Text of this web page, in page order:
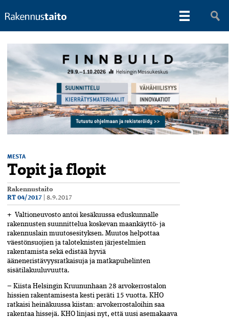
MESTA
Topit ja flopit
Rakennustaito
RT 04/2017
8.9.2017
+ Valtioneuvosto antoi kesäkuussa eduskunnalle
rakennusten suunnittelua koskevan maankäyttö- ja
rakennuslain muutosesityksen. Muutos helpottaa
väestönsuojien ja taloteknisten järjestelmien
rakentamista sekä edistää hyviä
ääneneristävyysratkaisuja ja matkapuhelinten
sisätilakuuluvuutta.
– Kiista Helsingin Kruununhaan 28 arvokerrostalon
hissien rakentamisesta kesti peräti 15 vuotta. KHO
ratkaisi heinäkuussa kiistan: arvokerrostaloihin saa
rakentaa hissejä. KHO linjasi nyt, että uusi asemakaava